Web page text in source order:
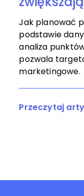
Jak planować
podstawie
analiza
pozwala
marketingowe.
Przeczytaj